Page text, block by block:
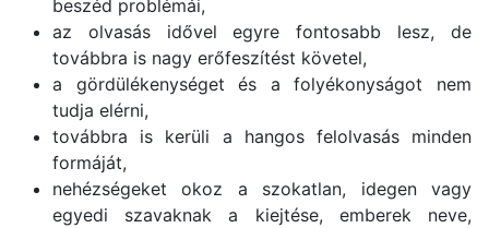
beszéd problémái,
az olvasás idővel egyre fontosabb lesz, de
továbbra is nagy erőfeszítést követel,
a gördülékenységet és a folyékonyságot nem
tudja elérni,
továbbra is kerüli a hangos felolvasás minden
formáját,
nehézségeket okoz a szokatlan, idegen vagy
egyedi szavaknak a kiejtése, emberek neve,